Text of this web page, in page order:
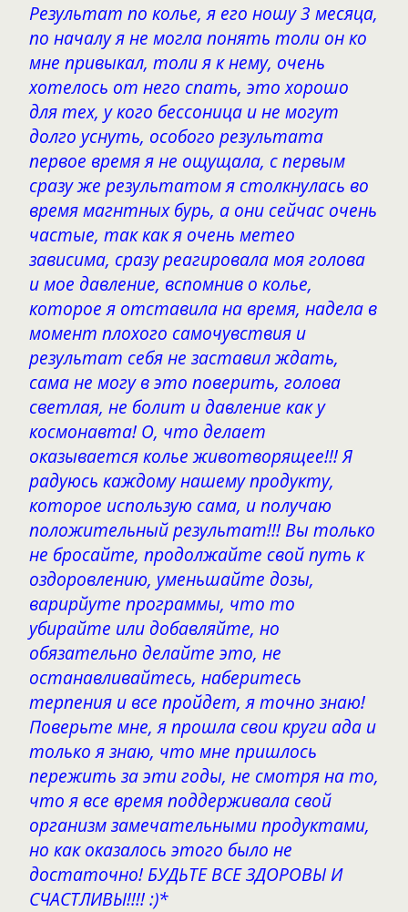
Результат по колье, я его ношу 3 месяца,
по началу я не могла понять толи он ко
мне привыкал, толи я к нему, очень
хотелось от него спать, это хорошо
для тех, у кого бессоница и не могут
долго уснуть, особого результата
первое время я не ощущала, с первым
сразу же результатом я столкнулась во
время магнтных бурь, а они сейчас очень
частые, так как я очень метео
зависима, сразу реагировала моя голова
и мое давление, вспомнив о колье,
которое я отставила на время, надела в
момент плохого самочувствия и
результат себя не заставил ждать,
сама не могу в это поверить, голова
светлая, не болит и давление как у
космонавта! О, что делает
оказывается колье животворящее!!! Я
радуюсь каждому нашему продукту,
которое использую сама, и получаю
положительный результат!!! Вы только
не бросайте, продолжайте свой путь к
оздоровлению, уменьшайте дозы,
варирйуте программы, что то
убирайте или добавляйте, но
обязательно делайте это, не
останавливайтесь, наберитесь
терпения и все пройдет, я точно знаю!
Поверьте мне, я прошла свои круги ада и
только я знаю, что мне пришлось
пережить за эти годы, не смотря на то,
что я все время поддерживала свой
организм замечательными продуктами,
но как оказалось этого было не
достаточно! БУДЬТЕ ВСЕ ЗДОРОВЫ И
СЧАСТЛИВЫ!!!! :)*